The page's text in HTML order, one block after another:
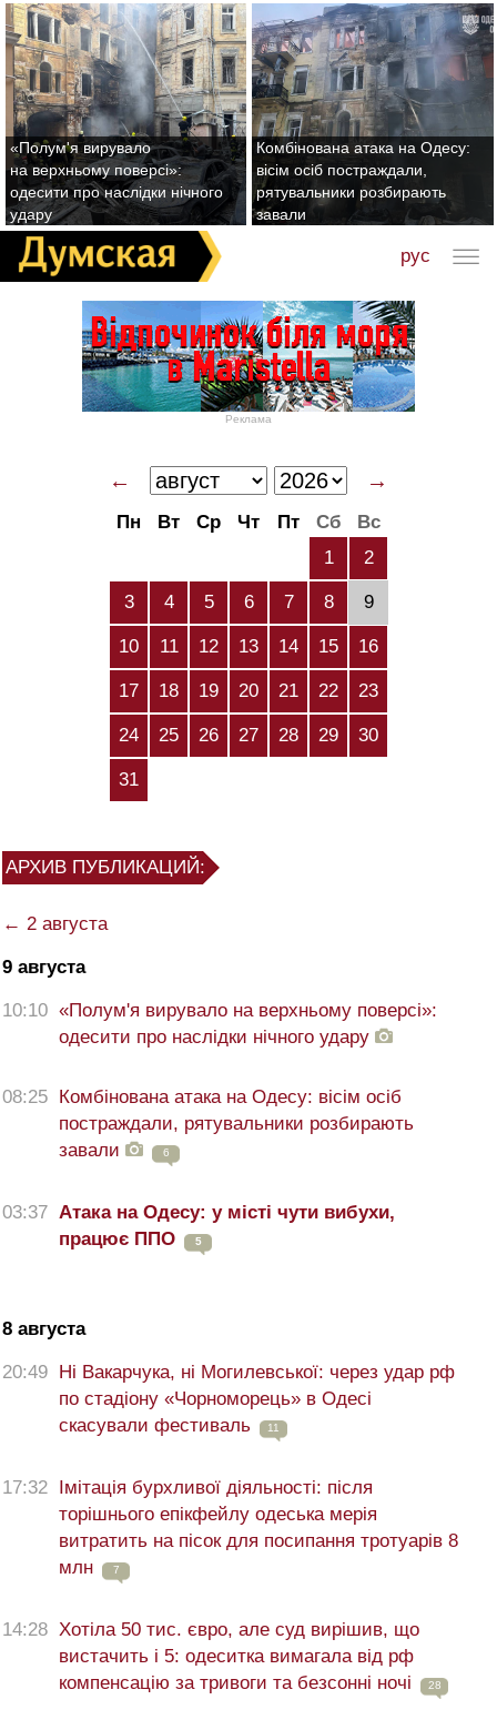
«Полум'я вирувало
на верхньому поверсі»:
одесити про наслідки нічного
удару
Комбінована атака на Одесу:
вісім осіб постраждали,
рятувальники розбирають
завали
рус
Реклама
← →
Пн Вт Ср Чт Пт Сб
Вс
1
2
3 4 5 6 7 8 9
10 11 12 13 14 15 16
17 18 19 20 21 22 23
24 25 26 27 28 29 30
31
АРХИВ ПУБЛИКАЦИЙ:
← 2 августа
9 августа
10:10 «Полум'я вирувало на верхньому поверсі»:
одесити про наслідки нічного удару
08:25 Комбінована атака на Одесу: вісім осіб
постраждали, рятувальники розбирають
завали
6
03:37 Атака на Одесу: у місті чути вибухи,
працює ППО
5
8 августа
20:49 Ні Вакарчука, ні Могилевської: через удар рф
по стадіону «Чорноморець» в Одесі
скасували фестиваль
11
17:32 Імітація бурхливої діяльності: після
торішнього епікфейлу одеська мерія
витратить на пісок для посипання тротуарів 8
млн
7
14:28 Хотіла 50 тис. євро, але суд вирішив, що
вистачить і 5: одеситка вимагала від рф
компенсацію за тривоги та безсонні ночі
28